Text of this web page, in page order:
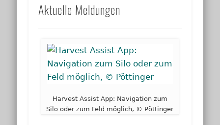
Aktuelle Meldungen
Harvest Assist App: Navigation zum
Silo oder zum Feld möglich, © Pöttinger